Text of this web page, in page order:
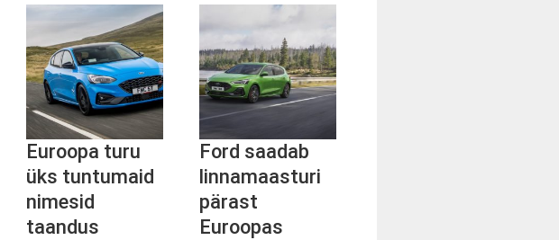
Euroopa turu
üks tuntumaid
nimesid
taandus
Ford saadab
linnamaasturi
pärast
Euroopas